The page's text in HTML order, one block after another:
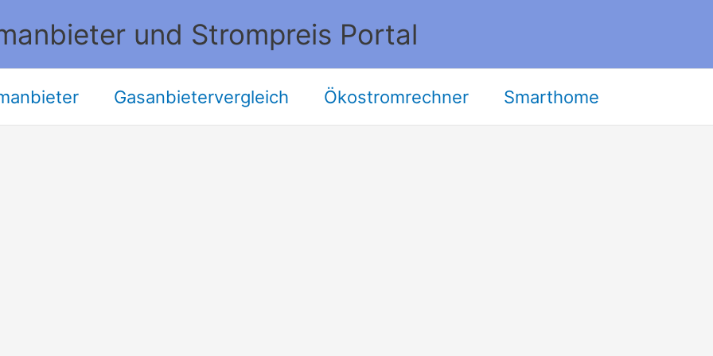
und Strompreis Portal
Gasanbietervergleich Ökostromrechner Smarthome